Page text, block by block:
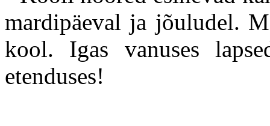
mardipäeval ja jõuludel.
kool. Igas vanuses
etenduses!